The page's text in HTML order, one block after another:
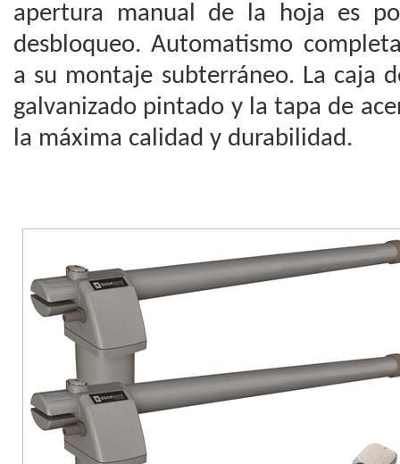
apertura manual de la hoja es
desbloqueo. Automatismo
a su montaje subterráneo. La caja
galvanizado pintado y la tapa de
la máxima calidad y durabilidad.